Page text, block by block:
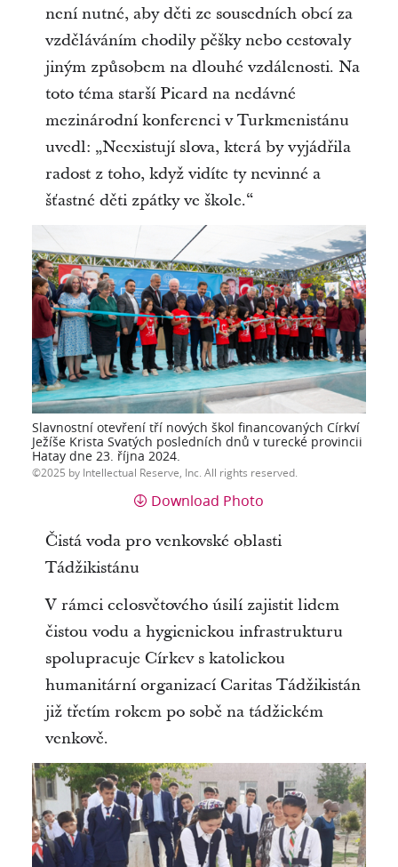
není nutné, aby děti ze sousedních obcí za
vzděláváním chodily pěšky nebo cestovaly
jiným způsobem na dlouhé vzdálenosti. Na
toto téma starší Picard na nedávné
mezinárodní konferenci v Turkmenistánu
uvedl: „Neexistují slova, která by vyjádřila
radost z toho, když vidíte ty nevinné a
šťastné děti zpátky ve škole.“
Slavnostní otevření tří nových škol financovaných Církví
Ježíše Krista Svatých posledních dnů v turecké provincii
Hatay dne 23. října 2024.
2025 by Intellectual Reserve, Inc. All rights reserved.
Download Photo
Čistá voda pro venkovské oblasti
Tádžikistánu
V rámci celosvětového úsilí zajistit lidem
čistou vodu a hygienickou infrastrukturu
spolupracuje Církev s katolickou
humanitární organizací Caritas Tádžikistán
již třetím rokem po sobě na tádžickém
venkově.